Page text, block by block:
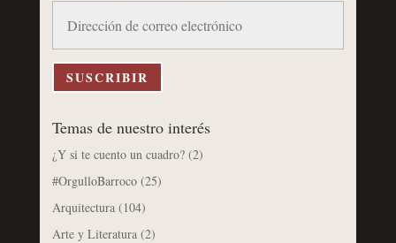
correo
electrónico
SUSCRIBIR
Temas de nuestro interés
¿Y si te cuento un cuadro?(2)
#OrgulloBarroco(25)
Arquitectura(104)
Arte y Literatura(2)